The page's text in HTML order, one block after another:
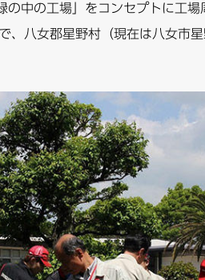
中の工場」をコンセプトに工
、八女郡星野村（現在は八女市